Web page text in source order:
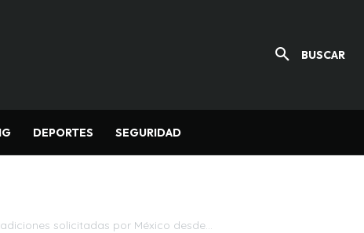
BUSCAR
DEPORTES SEGURIDAD
solicitadas por México desde...